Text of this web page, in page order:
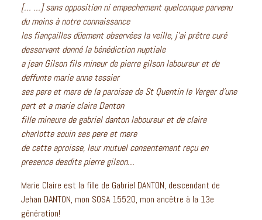
[… …] sans opposition ni empechement quelconque parvenu
du moins à notre connaissance
les fiançailles düement observées la veille, j’ai prêtre curé
desservant donné la bénédiction nuptiale
a jean Gilson fils mineur de pierre gilson laboureur et de
deffunte marie anne tessier
ses pere et mere de la paroisse de St Quentin le Verger d’une
part et a marie claire Danton
fille mineure de gabriel danton laboureur et de claire
charlotte souin ses pere et mere
de cette aproisse, leur mutuel consentement reçu en
presence desdits pierre gilson…
Marie Claire est la fille de Gabriel DANTON, descendant de
Jehan DANTON, mon SOSA 15520, mon ancêtre à la 13e
génération!